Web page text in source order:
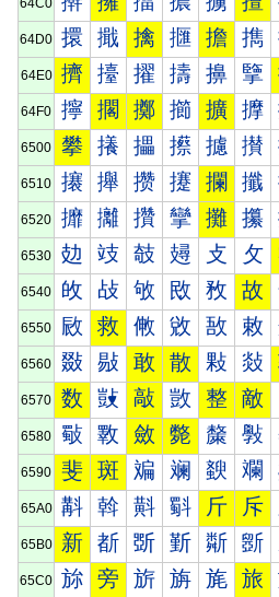
64C0
64D0 擐 擑 擒 擓 擔 擕
64E0 擠 擡 擢 擣 擤 擥
64F0 擰 擱 擲 擳 擴 擵
6500 攀 攁 攂 攃 攄 攅
6510 攐 攑 攒 攓 攔 攕
6520 攠 攡 攢 攣 攤 攥
6530 攰 攱 攲 攳 攴 攵
6540 敀 敁 敂 敃 敄 故
6550 敐 救 敒 敓 敔 敕
6560 敠 敡 敢 散 敤 敥
6570 数 敱 敲 敳 整 敵
6580 斀 斁 斂 斃 斄 斅
6590 斐 斑 斒 斓 斔 斕
65A0 斠 斡 斢 斣 斤 斥
65B0 新 斱 斲 斳 斴 斵
65C0 旀 旁 旂 旃 旄 旅